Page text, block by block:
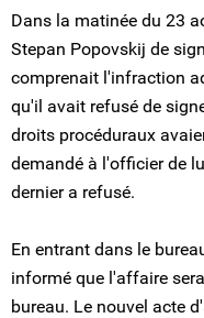
Dans la matinée du 23
Stepan Popovskij de
comprenait l'infraction
qu'il avait refusé de
droits procéduraux
demandé à l'officier de
dernier a refusé.
En entrant dans le
informé que l'affaire
bureau. Le nouvel acte